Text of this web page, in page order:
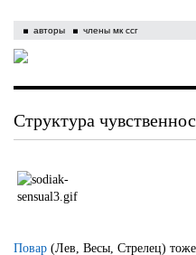
авторы члены мк ссг
Структура
Повар (Лев, Весы, Стрелец)